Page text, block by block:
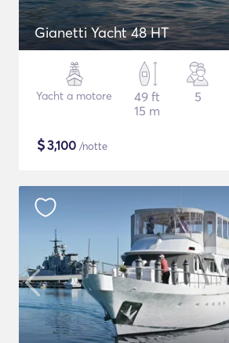
Gianetti Yacht 48 HT
Yacht a motore
49 ft
15 m
5
$3,100 /notte